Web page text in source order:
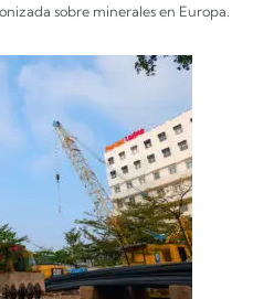
sobre minerales en Europa.